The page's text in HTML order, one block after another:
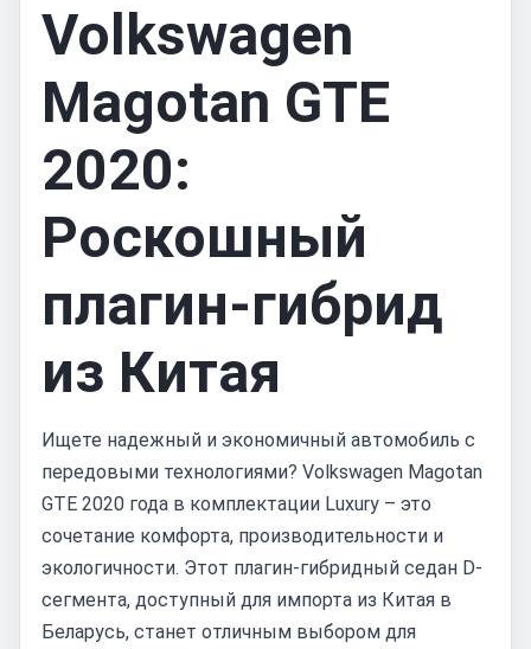
Volkswagen
Magotan GTE
2020:
Роскошный
плагин-гибрид
из Китая
Ищете надежный и экономичный автомобиль с
передовыми технологиями? Volkswagen Magotan
GTE 2020 года в комплектации Luxury – это
сочетание комфорта, производительности и
экологичности. Этот плагин-гибридный седан D-
сегмента, доступный для импорта из Китая в
Беларусь, станет отличным выбором для